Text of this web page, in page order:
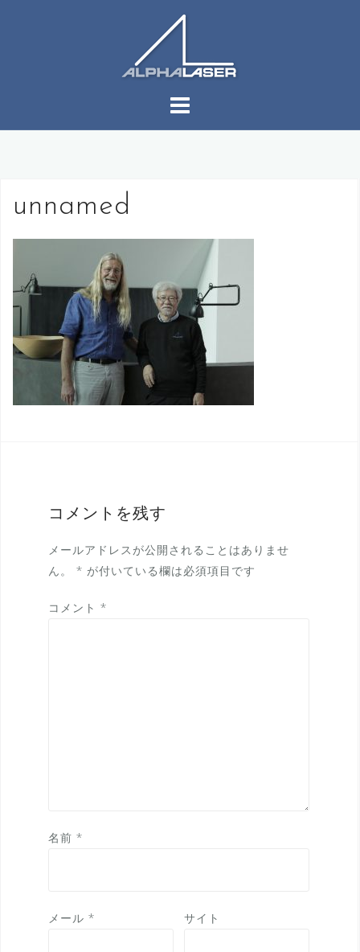
ス
unnamed
コメントを残す
メールアドレスが公開されることはありませ
ん。
* が付いている欄は必須項目です
コメント *
名前 *
メール * サイト